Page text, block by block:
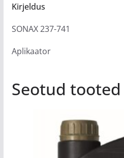
Kirjeldus
SONAX 237-741
Aplikaator
Seotud tooted